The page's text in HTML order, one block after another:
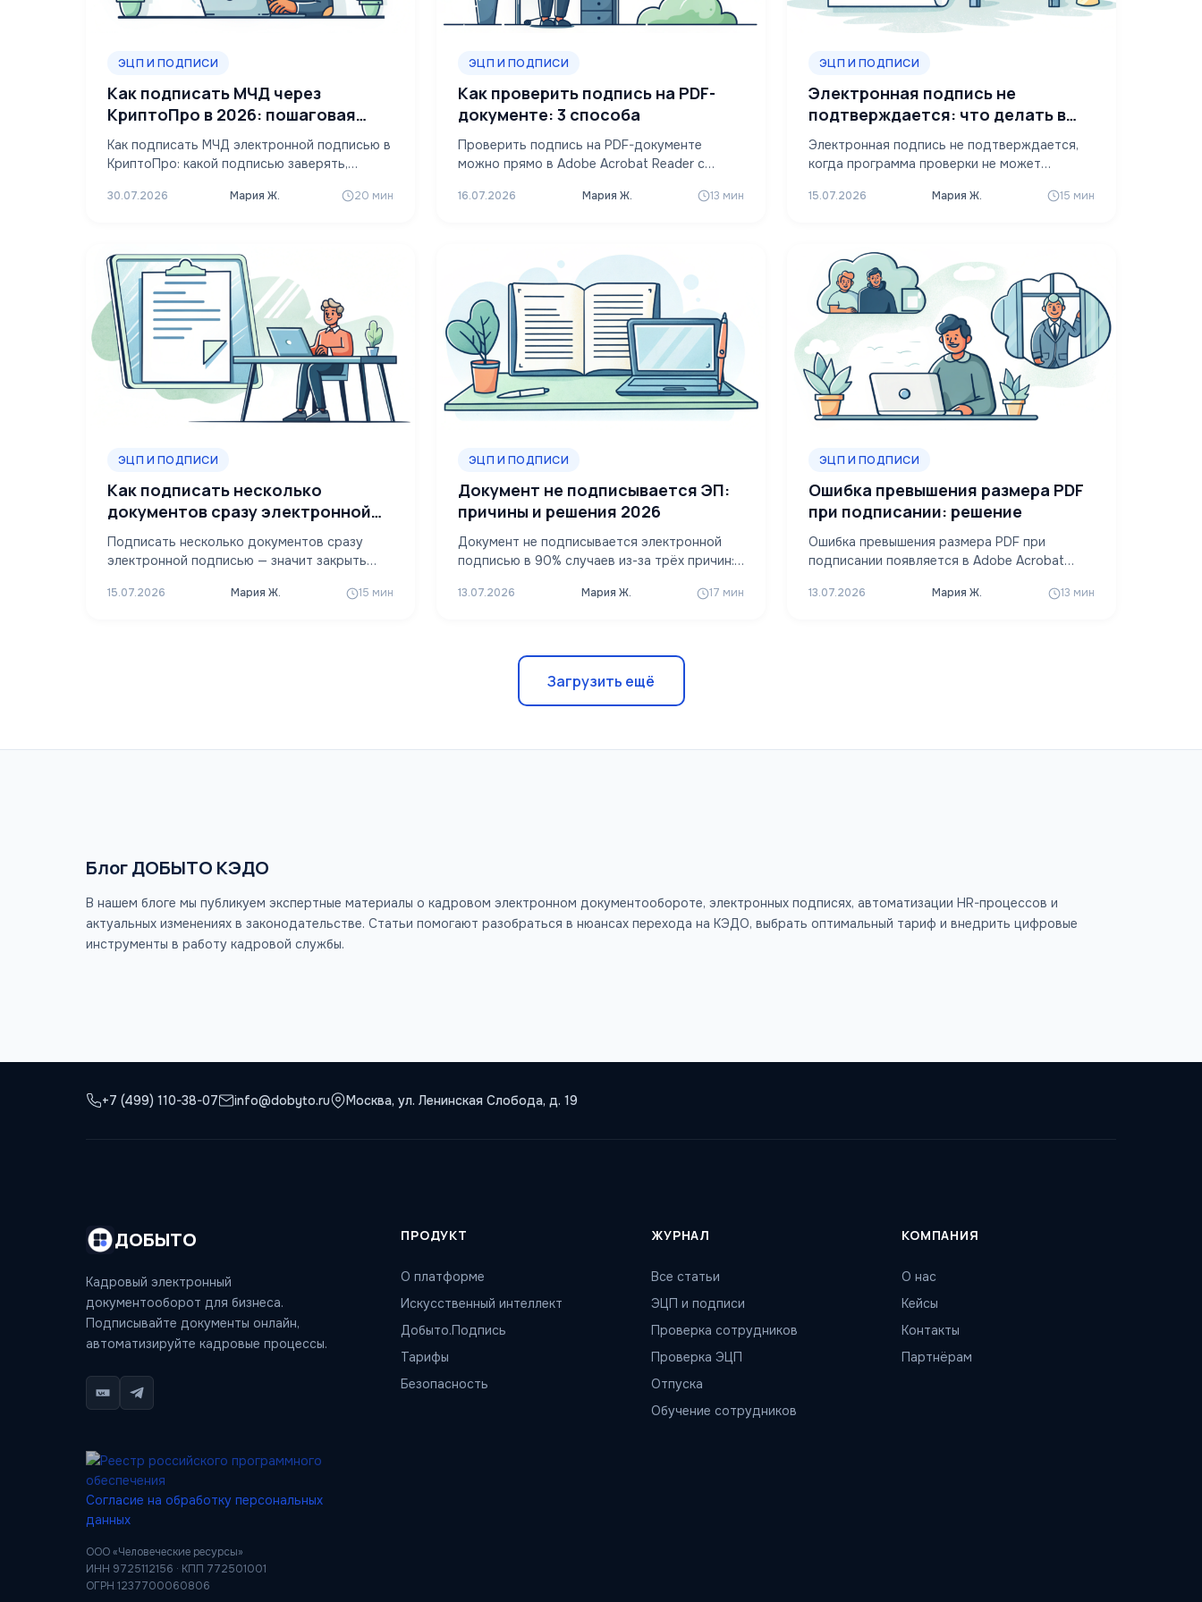
ЭЦП И ПОДПИСИ
Как подписать МЧД через
КриптоПро в 2026: пошаговая
инструкция
Как подписать МЧД электронной подписью в
КриптоПро: какой подписью заверять,
загрузка в реестр ФНС…
30.07.2026 Мария Ж. 20 мин
ЭЦП И ПОДПИСИ
Как проверить подпись на PDF-
документе: 3 способа
Проверить подпись на PDF-документе
можно прямо в Adobe Acrobat Reader с
программе вроде…
16.07.2026 Мария Ж. 13 мин
ЭЦП И ПОДПИСИ
Электронная подпись не
подтверждается: что делать в
2026
Электронная подпись не подтверждается,
когда программа проверки не может
документа до аккредитованного
15.07.2026 Мария Ж. 15 мин
ЭЦП И ПОДПИСИ
Как подписать несколько
документов сразу электронной
ЭП
Подписать несколько документов сразу
электронной подписью — значит закрыть
или PIN…
15.07.2026 Мария Ж. 15 мин
ЭЦП И ПОДПИСИ
Документ не подписывается ЭП:
причины и решения 2026
Документ не подписывается электронной
подписью в 90% случаев из-за трёх причин:
установлен корневой…
13.07.2026 Мария Ж. 17 мин
ЭЦП И ПОДПИСИ
Ошибка превышения размера PDF
при подписании: решение
Ошибка превышения размера PDF при
подписании появляется в Adobe Acrobat
лечатся…
13.07.2026 Мария Ж. 13 мин
Загрузить ещё
Блог ДОБЫТО КЭДО
В нашем блоге мы публикуем экспертные материалы о кадровом электронном документообороте, электронных подписях, автоматизации HR-процессов и
актуальных изменениях в законодательстве. Статьи помогают разобраться в нюансах перехода на КЭДО, выбрать оптимальный тариф и внедрить цифровые
инструменты в работу кадровой службы.
+7 (499) 110-38-07 info@dobyto.ru Москва, ул. Ленинская Слобода, д. 19
ДОБЫТО
Кадровый электронный
документооборот для бизнеса.
Подписывайте документы онлайн,
автоматизируйте кадровые процессы.
Согласие на обработку персональных
данных
ООО «Человеческие ресурсы»
ИНН 9725112156 · КПП 772501001
ОГРН 1237700060806
ПРОДУКТ
О платформе
Искусственный интеллект
Добыто.Подпись
Тарифы
Безопасность
ЖУРНАЛ
Все статьи
ЭЦП и подписи
Проверка сотрудников
Проверка ЭЦП
Отпуска
Обучение сотрудников
КОМПАНИЯ
О нас
Кейсы
Контакты
Партнёрам